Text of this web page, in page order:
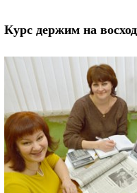
Курс держим на